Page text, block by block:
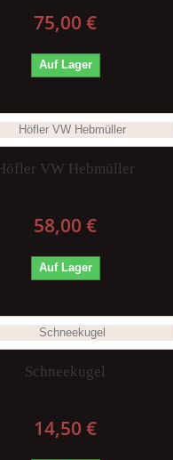
75,00 €
Auf Lager
VW Hebmüller
58,00 €
Auf Lager
Schneekugel
14,50 €